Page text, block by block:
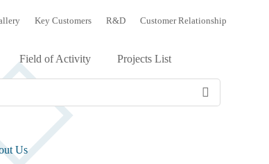
Key Customers R&D Customer Relationship
Field of Activity Projects List
Us